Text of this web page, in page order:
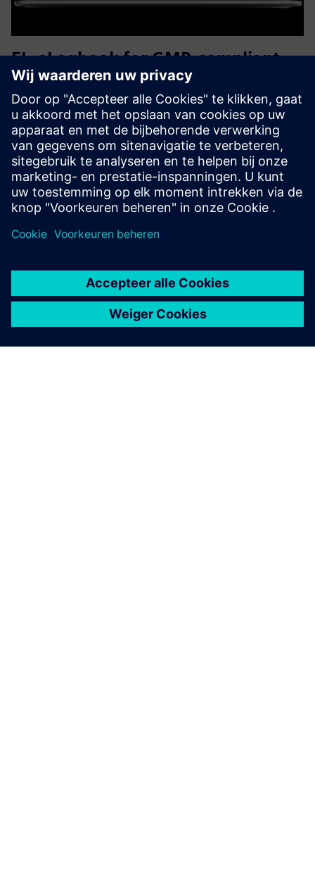
FL-eLogbook for GMP-compliant
documentation
Met FL-eLogbook digitaliseert u alle gegevens GMP-
conform en fraudebestendig. De documentatie wordt
sneller, duidelijker, altijd klaar voor audits en volledig
aanpasbaar.
Meer informatie